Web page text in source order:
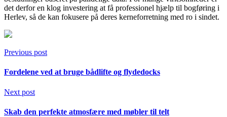
det derfor en klog investering at få professionel hjælp til bogføring i
Herlev, så de kan fokusere på deres kerneforretning med ro i sindet.
Previous post
Fordelene ved at bruge bådlifte og flydedocks
Next post
Skab den perfekte atmosfære med møbler til telt